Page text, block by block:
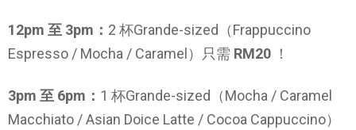
12pm 至 3pm： 2 杯Grande-sized（Frappuccino
Espresso / Mocha / Caramel）只需 RM20 ！
3pm 至 6pm： 1 杯Grande-sized（Mocha / Caramel
Macchiato / Asian Doice Latte / Cocoa Cappuccino）